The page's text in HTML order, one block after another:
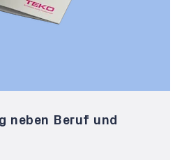
neben Beruf und